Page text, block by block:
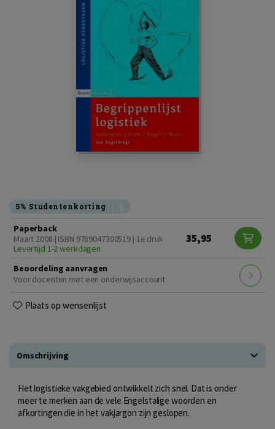
5% Studentenkorting
Paperback
Maart 2008 | ISBN 9789047300519 | 1e druk
Levertijd 1-2 werkdagen
35,95
Beoordeling aanvragen
Voor docenten met een onderwijsaccount
Plaats op wensenlijst
Omschrijving
Het logistieke vakgebied ontwikkelt zich snel. Dat is onder
meer te merken aan de vele Engelstalige woorden en
afkortingen die in het vakjargon zijn geslopen.